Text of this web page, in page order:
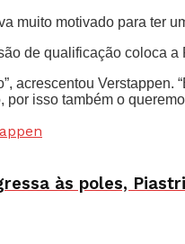
muito motivado para ter
de qualificação coloca
acrescentou
por isso também o
às poles,